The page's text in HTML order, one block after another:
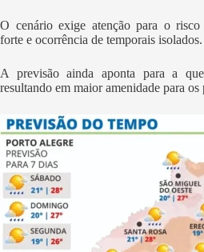
O cenário exige atenção para o
forte e ocorrência de temporais isolados.
A previsão ainda aponta para a
resultando em maior amenidade para